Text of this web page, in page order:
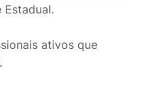
ativos que